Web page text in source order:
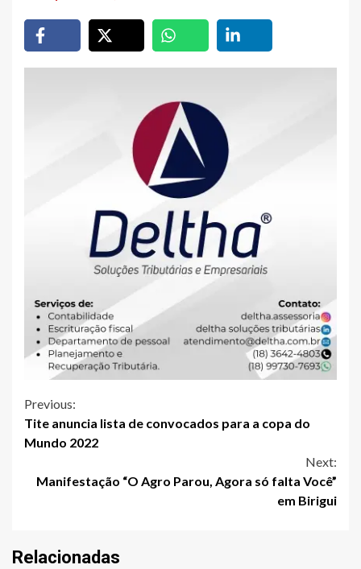
Continue
Reading
Previous:
Tite anuncia lista de convocados para a copa do
Mundo 2022
Next:
Manifestação “O Agro Parou, Agora só falta Você”
em Birigui
Relacionadas